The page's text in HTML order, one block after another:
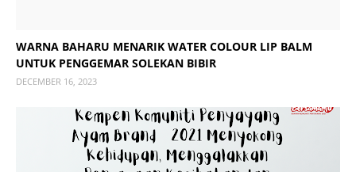
WARNA BAHARU MENARIK WATER COLOUR LIP BALM
UNTUK PENGGEMAR SOLEKAN BIBIR
DECEMBER 16, 2023